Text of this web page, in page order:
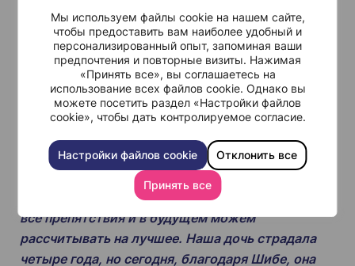
Мы используем файлы cookie на нашем сайте,
чтобы предоставить вам наиболее удобный и
персонализированный опыт, запоминая ваши
предпочтения и повторные визиты. Нажимая
«Принять все», вы соглашаетесь на
использование всех файлов cookie. Однако вы
можете посетить раздел «Настройки файлов
cookie», чтобы дать контролируемое согласие.
Настройки файлов cookie Отклонить все
Принять все
Казахстане, нам разрешали навещать ее только
на полчаса или час в день, поэтому мы даже не
знали, что с ней происходит. В Шибе стараются,
чтобы родители были рядом с детьми.
который поддерживал нас, объясняя все в очень
понятных словах и вселяя в нас уверенность, что
все будет хорошо. К счастью, мы преодолели
все препятствия и в будущем можем
рассчитывать на лучшее. Наша дочь страдала
четыре года, но сегодня, благодаря Шибе, она